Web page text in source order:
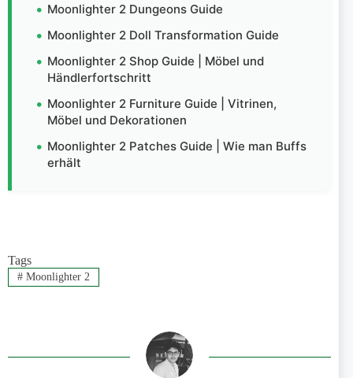
Moonlighter 2 Dungeons Guide
Moonlighter 2 Doll Transformation Guide
Moonlighter 2 Shop Guide | Möbel und
Händlerfortschritt
Moonlighter 2 Furniture Guide | Vitrinen,
Möbel und Dekorationen
Moonlighter 2 Patches Guide | Wie man Buffs
erhält
Tags
#Moonlighter 2